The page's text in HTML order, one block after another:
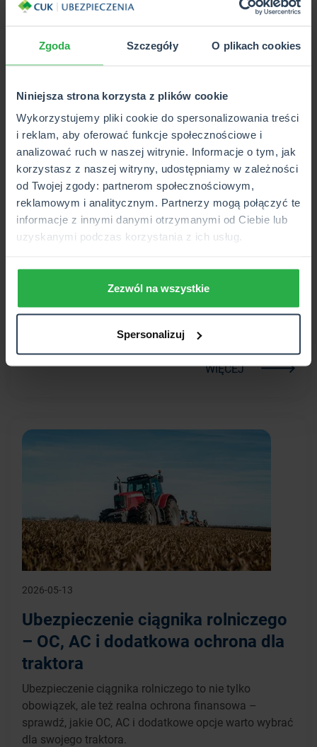
Zgoda Szczegóły O plikach cookies
Niniejsza strona korzysta z plików cookie
Wykorzystujemy pliki cookie do spersonalizowania treści
i reklam, aby oferować funkcje społecznościowe i
analizować ruch w naszej witrynie. Informacje o tym, jak
korzystasz z naszej witryny, udostępniamy w zależności
od Twojej zgody: partnerom społecznościowym,
reklamowym i analitycznym. Partnerzy mogą połączyć te
informacje z innymi danymi otrzymanymi od Ciebie lub
uzyskanymi podczas korzystania z ich usług.
Zezwól na wszystkie
Spersonalizuj
WIĘCEJ
2026-05-20
ubezpieczyciela? Najważniejsze
informacje
odszkodowania lub naruszył termin likwidacji szkody?
WIĘCEJ
2026-05-13
Ubezpieczenie ciągnika rolniczego
– OC, AC i dodatkowa ochrona dla
traktora
Ubezpieczenie ciągnika rolniczego to nie tylko
obowiązek, ale też realna ochrona finansowa –
sprawdź, jakie OC, AC i dodatkowe opcje warto wybrać
dla swojego traktora.